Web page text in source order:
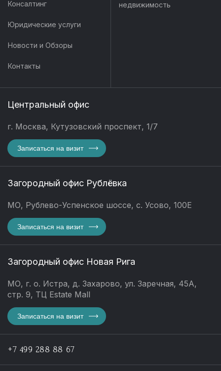
Консалтинг
Юридические услуги
Новости и Обзоры
Контакты
недвижимость
Центральный офис
г. Москва, Кутузовский проспект, 1/7
Записаться на визит
Загородный офис Рублёвка
МО, Рублево-Успенское шоссе, с. Усово, 100Е
Записаться на визит
Загородный офис Новая Рига
МО, г. о. Истра, д. Захарово, ул. Заречная, 45А,
стр. 9, ТЦ Estate Mall
Записаться на визит
+7 499 288 88 67